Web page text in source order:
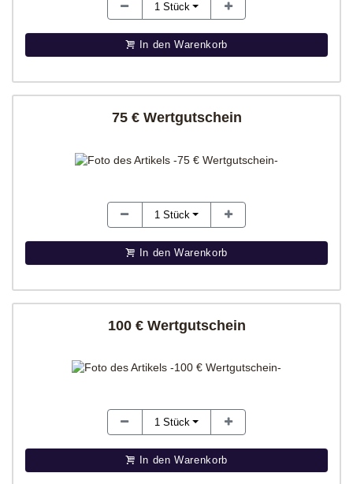
1 Stück
In den Warenkorb
75 € Wertgutschein
1 Stück
In den Warenkorb
100 € Wertgutschein
1 Stück
In den Warenkorb